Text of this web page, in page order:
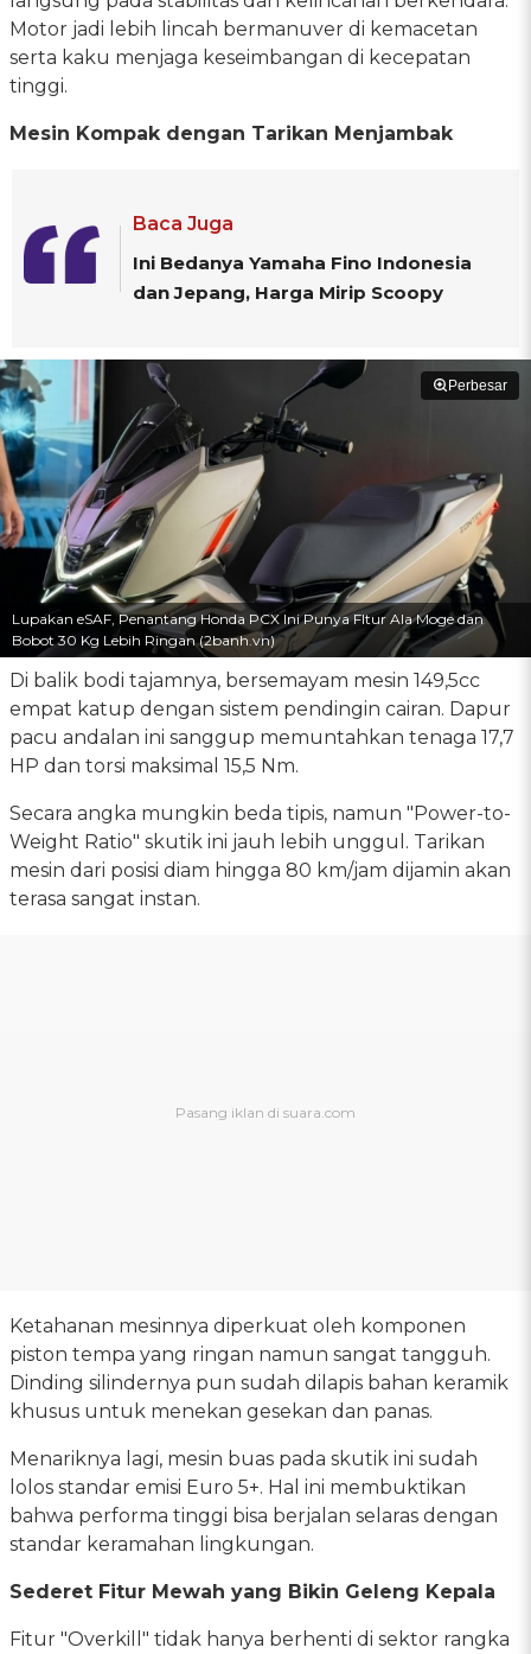
Motor jadi lebih lincah bermanuver di kemacetan
serta kaku menjaga keseimbangan di kecepatan
tinggi.
Mesin Kompak dengan Tarikan Menjambak
Baca Juga
Ini Bedanya Yamaha Fino Indonesia
dan Jepang, Harga Mirip Scoopy
Perbesar
Lupakan eSAF, Penantang Honda PCX Ini Punya FItur Ala Moge dan
Bobot 30 Kg Lebih Ringan (2banh.vn)
Di balik bodi tajamnya, bersemayam mesin 149,5cc
empat katup dengan sistem pendingin cairan. Dapur
pacu andalan ini sanggup memuntahkan tenaga 17,7
HP dan torsi maksimal 15,5 Nm.
Secara angka mungkin beda tipis, namun "Power-to-
Weight Ratio" skutik ini jauh lebih unggul. Tarikan
mesin dari posisi diam hingga 80 km/jam dijamin akan
terasa sangat instan.
Ketahanan mesinnya diperkuat oleh komponen
piston tempa yang ringan namun sangat tangguh.
Dinding silindernya pun sudah dilapis bahan keramik
khusus untuk menekan gesekan dan panas.
Menariknya lagi, mesin buas pada skutik ini sudah
lolos standar emisi Euro 5+. Hal ini membuktikan
bahwa performa tinggi bisa berjalan selaras dengan
standar keramahan lingkungan.
Sederet Fitur Mewah yang Bikin Geleng Kepala
Fitur "Overkill" tidak hanya berhenti di sektor rangka